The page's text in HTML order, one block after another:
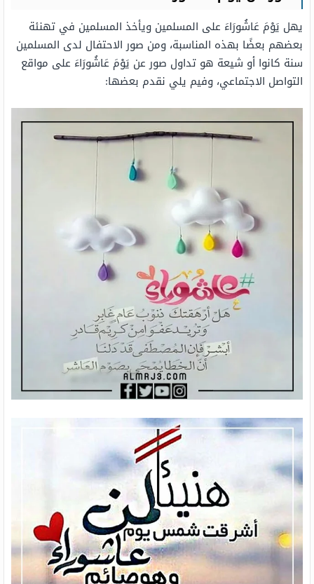
يهل يَوْمَ عَاشُورَاءَ على المسلمين ويأخذ المسلمين في تهنئة
بعضهم بعضًا بهذه المناسبة، ومن صور الاحتفال لدى المسلمين
سنة كانوا أو شيعة هو تداول صور عن يَوْمَ عَاشُورَاءَ على مواقع
التواصل الاجتماعي، وفيم يلي نقدم بعضها: